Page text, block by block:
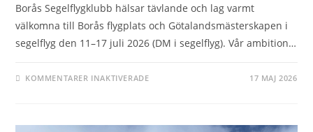
Borås Segelflygklubb hälsar tävlande och lag varmt
välkomna till Borås flygplats och Götalandsmästerskapen i
segelflyg den 11–17 juli 2026 (DM i segelflyg). Vår ambition…
KOMMENTARER INAKTIVERADEFÖR 17 MAJ 2026